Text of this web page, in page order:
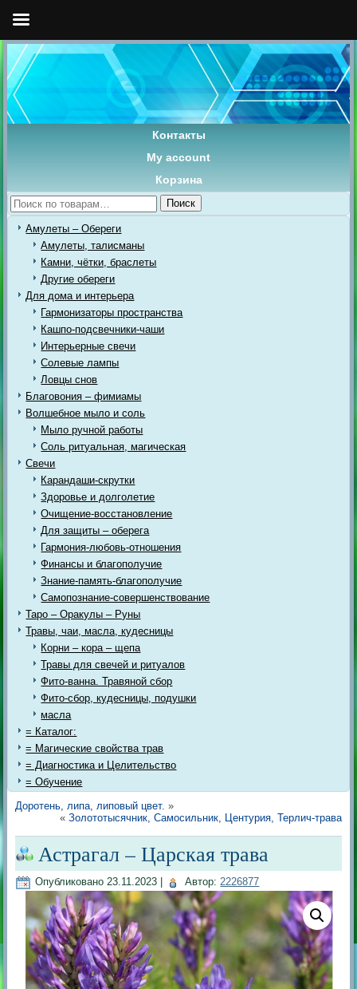
Контакты
My account
Корзина
Искать:
Поиск
Амулеты – Обереги
Амулеты, талисманы
Камни, чётки, браслеты
Другие обереги
Для дома и интерьера
Гармонизаторы пространства
Кашпо-подсвечники-чаши
Интерьерные свечи
Солевые лампы
Ловцы снов
Благовония – фимиамы
Волшебное мыло и соль
Мыло ручной работы
Соль ритуальная, магическая
Свечи
Карандаши-скрутки
Здоровье и долголетие
Очищение-восстановление
Для защиты – оберега
Гармония-любовь-отношения
Финансы и благополучие
Знание-память-благополучие
Самопознание-совершенствование
Таро – Оракулы – Руны
Травы, чаи, масла, кудесницы
Корни – кора – щепа
Травы для свечей и ритуалов
Фито-ванна. Травяной сбор
Фито-сбор, кудесницы, подушки
масла
= Каталог:
= Магические свойства трав
= Диагностика и Целительство
= Обучение
Доротень, липа, липовый цвет. »
« Золототысячник, Самосильник, Центурия, Терлич-трава
Астрагал – Царская трава
Опубликовано 23.11.2023 Автор: 2226877